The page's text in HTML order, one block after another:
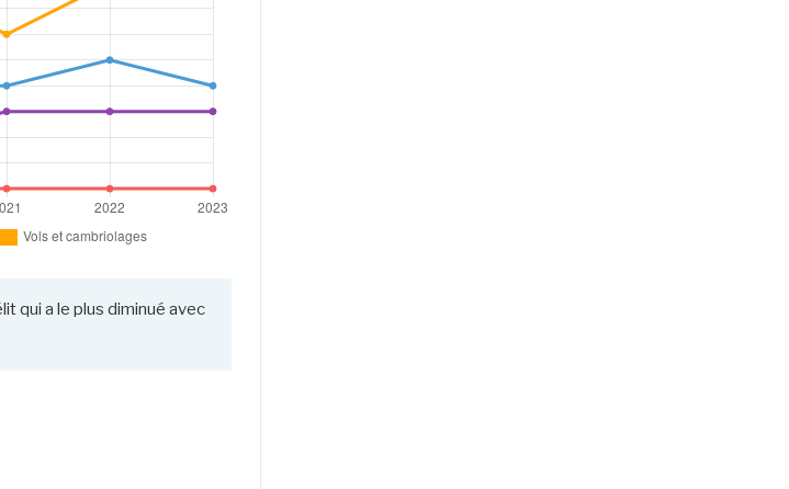
qui a le plus diminué avec